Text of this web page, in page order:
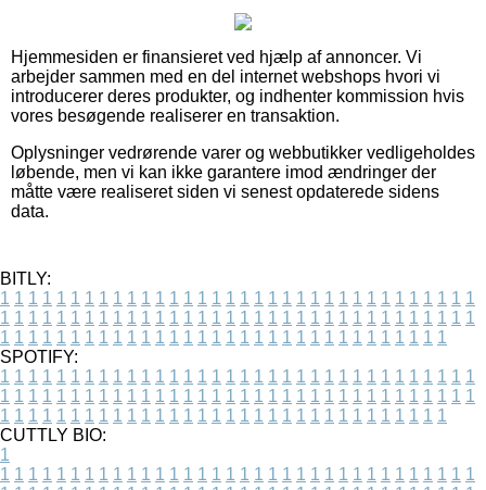
Hjemmesiden er finansieret ved hjælp af annoncer. Vi
arbejder sammen med en del internet webshops hvori vi
introducerer deres produkter, og indhenter kommission hvis
vores besøgende realiserer en transaktion.
Oplysninger vedrørende varer og webbutikker vedligeholdes
løbende, men vi kan ikke garantere imod ændringer der
måtte være realiseret siden vi senest opdaterede sidens
data.
BITLY:
1 1 1 1 1 1 1 1 1 1 1 1 1 1 1 1 1 1 1 1 1 1 1 1 1 1 1 1 1 1 1 1 1 1
1 1 1 1 1 1 1 1 1 1 1 1 1 1 1 1 1 1 1 1 1 1 1 1 1 1 1 1 1 1 1 1 1 1
1 1 1 1 1 1 1 1 1 1 1 1 1 1 1 1 1 1 1 1 1 1 1 1 1 1 1 1 1 1 1 1
SPOTIFY:
1 1 1 1 1 1 1 1 1 1 1 1 1 1 1 1 1 1 1 1 1 1 1 1 1 1 1 1 1 1 1 1 1 1
1 1 1 1 1 1 1 1 1 1 1 1 1 1 1 1 1 1 1 1 1 1 1 1 1 1 1 1 1 1 1 1 1 1
1 1 1 1 1 1 1 1 1 1 1 1 1 1 1 1 1 1 1 1 1 1 1 1 1 1 1 1 1 1 1 1
CUTTLY BIO:
1
1 1 1 1 1 1 1 1 1 1 1 1 1 1 1 1 1 1 1 1 1 1 1 1 1 1 1 1 1 1 1 1 1 1